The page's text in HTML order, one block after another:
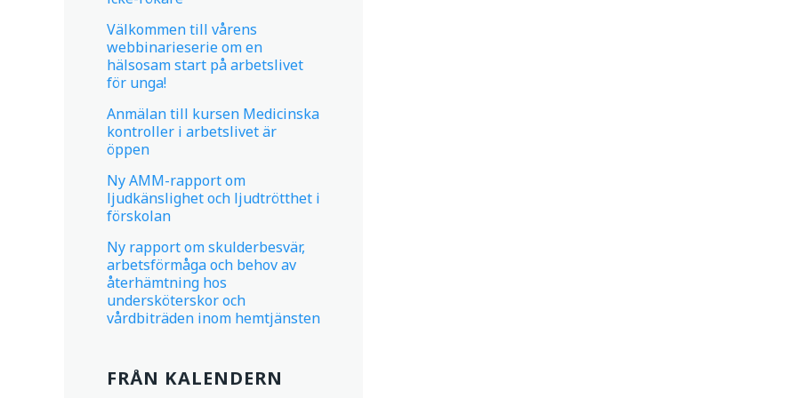
Välkommen till vårens
webbinarieserie om en
hälsosam start på arbetslivet
för unga!
Anmälan till kursen Medicinska
kontroller i arbetslivet är
öppen
Ny AMM-rapport om
ljudkänslighet och ljudtrötthet i
förskolan
Ny rapport om skulderbesvär,
arbetsförmåga och behov av
återhämtning hos
undersköterskor och
vårdbiträden inom hemtjänsten
FRÅN KALENDERN